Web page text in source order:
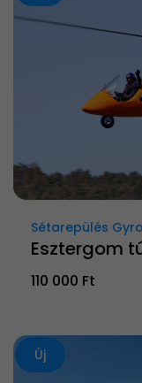
Sétarepülés
Esztergom
110 000 Ft
Új